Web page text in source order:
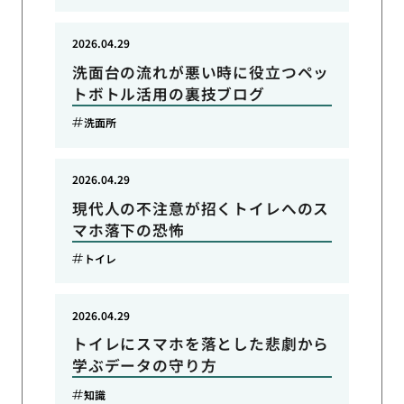
洗面台の流れが悪い時に役立つペッ
トボトル活用の裏技ブログ
2026.04.29
洗面所
現代人の不注意が招くトイレへのス
マホ落下の恐怖
2026.04.29
トイレ
トイレにスマホを落とした悲劇から
学ぶデータの守り方
2026.04.29
知識